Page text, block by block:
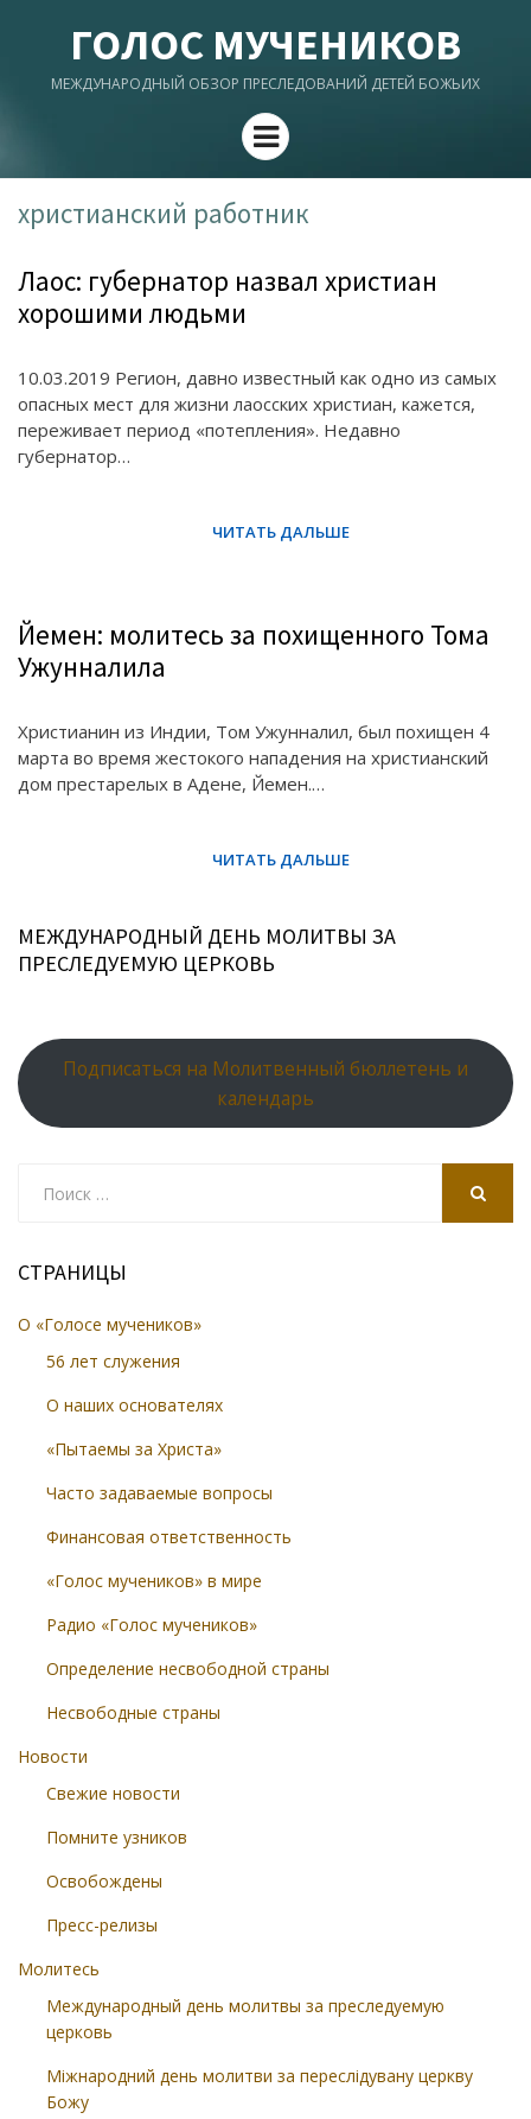
ГОЛОС МУЧЕНИКОВ
МЕЖДУНАРОДНЫЙ ОБЗОР ПРЕСЛЕДОВАНИЙ ДЕТЕЙ БОЖЬИХ
Menu
христианский работник
Лаос: губернатор назвал христиан
хорошими людьми
10.03.2019 Регион, давно известный как одно из самых
опасных мест для жизни лаосских христиан, кажется,
переживает период «потепления». Недавно
губернатор…
Йемен: молитесь за похищенного Тома
Ужунналила
Христианин из Индии, Том Ужунналил, был похищен 4
марта во время жестокого нападения на христианский
дом престарелых в Адене, Йемен.…
МЕЖДУНАРОДНЫЙ ДЕНЬ МОЛИТВЫ ЗА
ПРЕСЛЕДУЕМУЮ ЦЕРКОВЬ
Подписаться на Молитвенный бюллетень и
календарь
СТРАНИЦЫ
О «Голосе мучеников»
56 лет служения
О наших основателях
«Пытаемы за Христа»
Часто задаваемые вопросы
Финансовая ответственность
«Голос мучеников» в мире
Радио «Голос мучеников»
Определение несвободной страны
Несвободные страны
Новости
Свежие новости
Помните узников
Освобождены
Пресс-релизы
Молитесь
Международный день молитвы за преследуемую
церковь
Міжнародний день молитви за переслідувану церкву
Божу